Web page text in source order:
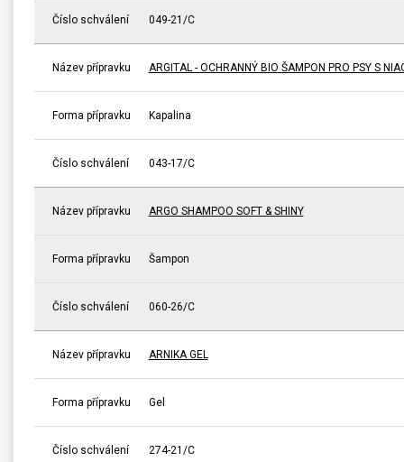
Číslo schválení 049-21/C
Název přípravku ARGITAL - OCHRANNÝ BIO ŠAMPON PRO PSY S
Forma přípravku Kapalina
Číslo schválení 043-17/C
Název přípravku ARGO SHAMPOO SOFT & SHINY
Forma přípravku Šampon
Číslo schválení 060-26/C
Název přípravku ARNIKA GEL
Forma přípravku Gel
Číslo schválení 274-21/C